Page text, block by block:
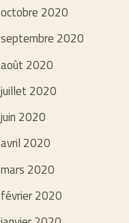
octobre 2020
septembre 2020
août 2020
juillet 2020
juin 2020
avril 2020
mars 2020
février 2020